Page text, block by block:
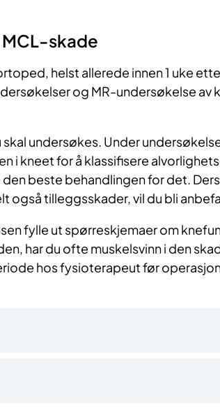
skade
helst allerede innen 1 uke
og MR-undersøkelse av
skal undersøkes. Under
i kneet for å klassifisere
beste behandlingen for det.
også tilleggsskader, vil du bli
fylle ut spørreskjemaer om
har du ofte muskelsvinn i den
hos fysioterapeut før